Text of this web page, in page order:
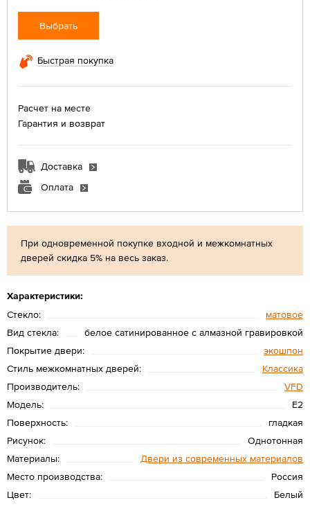
При одновременной покупке входной и межкомнатных
дверей скидка 5% на весь заказ.
Характеристики:
Стекло:
матовое
Вид стекла:
белое сатинированное с алмазной гравировкой
Покрытие двери:
экошпон
Стиль межкомнатных дверей:
Классика
Производитель:
VFD
Модель:
E2
Поверхность:
гладкая
Рисунок:
Однотонная
Материалы:
Двери из современных материалов
Место производства:
Россия
Цвет:
Белый
Выбрать
Быстрая покупка
Расчет на месте
Гарантия и возврат
Доставка
Оплата